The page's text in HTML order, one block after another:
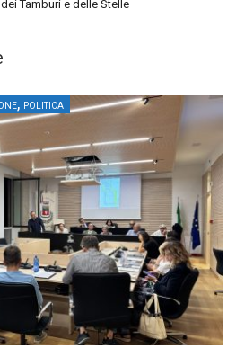
Tamburi e delle Stelle
, POLITICA